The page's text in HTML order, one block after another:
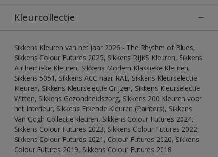
Kleurcollectie
Sikkens Kleuren van het Jaar 2026 - The Rhythm of Blues,
Sikkens Colour Futures 2025, Sikkens RIJKS Kleuren, Sikkens
Authentieke Kleuren, Sikkens Modern Klassieke Kleuren,
Sikkens 5051, Sikkens ACC naar RAL, Sikkens Kleurselectie
Kleuren, Sikkens Kleurselectie Grijzen, Sikkens Kleurselectie
Witten, Sikkens Gezondheidszorg, Sikkens 200 Kleuren voor
het Interieur, Sikkens Erkende Kleuren (Painters), Sikkens
Van Gogh Collectie kleuren, Sikkens Colour Futures 2024,
Sikkens Colour Futures 2023, Sikkens Colour Futures 2022,
Sikkens Colour Futures 2021, Colour Futures 2020, Sikkens
Colour Futures 2019, Sikkens Colour Futures 2018